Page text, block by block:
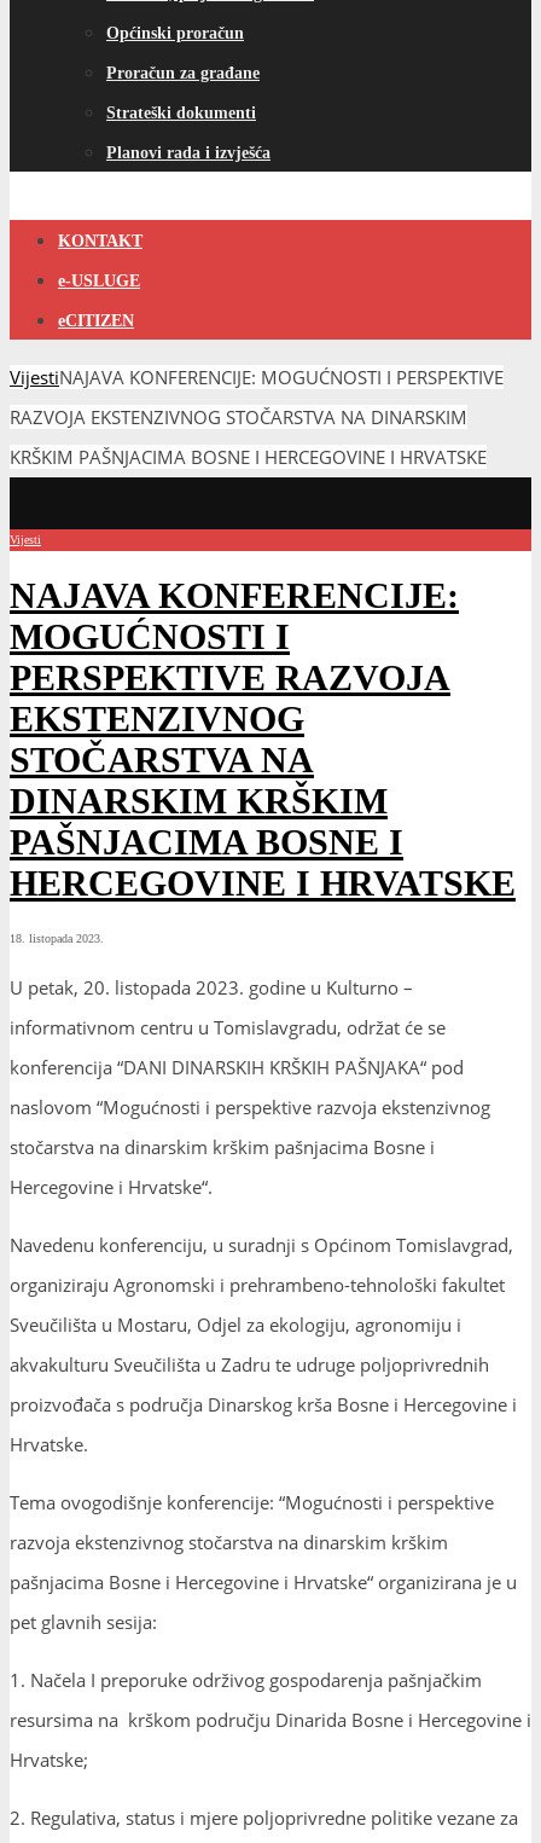
Općinski proračun
Proračun za građane
Strateški dokumenti
Planovi rada i izvješća
KONTAKT
e-USLUGE
eCITIZEN
VijestiNAJAVA KONFERENCIJE: MOGUĆNOSTI I PERSPEKTIVE
RAZVOJA EKSTENZIVNOG STOČARSTVA NA DINARSKIM
KRŠKIM PAŠNJACIMA BOSNE I HERCEGOVINE I HRVATSKE
Vijesti
NAJAVA KONFERENCIJE:
MOGUĆNOSTI I
PERSPEKTIVE RAZVOJA
EKSTENZIVNOG
STOČARSTVA NA
DINARSKIM KRŠKIM
PAŠNJACIMA BOSNE I
HERCEGOVINE I HRVATSKE
18. listopada 2023.
U petak, 20. listopada 2023. godine u Kulturno –
informativnom centru u Tomislavgradu, održat će se
konferencija “DANI DINARSKIH KRŠKIH PAŠNJAKA“ pod
naslovom “Mogućnosti i perspektive razvoja ekstenzivnog
stočarstva na dinarskim krškim pašnjacima Bosne i
Hercegovine i Hrvatske“.
Navedenu konferenciju, u suradnji s Općinom Tomislavgrad,
organiziraju Agronomski i prehrambeno-tehnološki fakultet
Sveučilišta u Mostaru, Odjel za ekologiju, agronomiju i
akvakulturu Sveučilišta u Zadru te udruge poljoprivrednih
proizvođača s područja Dinarskog krša Bosne i Hercegovine i
Hrvatske.
Tema ovogodišnje konferencije: “Mogućnosti i perspektive
razvoja ekstenzivnog stočarstva na dinarskim krškim
pašnjacima Bosne i Hercegovine i Hrvatske“ organizirana je u
pet glavnih sesija:
1. Načela I preporuke održivog gospodarenja pašnjačkim
resursima na krškom području Dinarida Bosne i Hercegovine i
Hrvatske;
2. Regulativa, status i mjere poljoprivredne politike vezane za